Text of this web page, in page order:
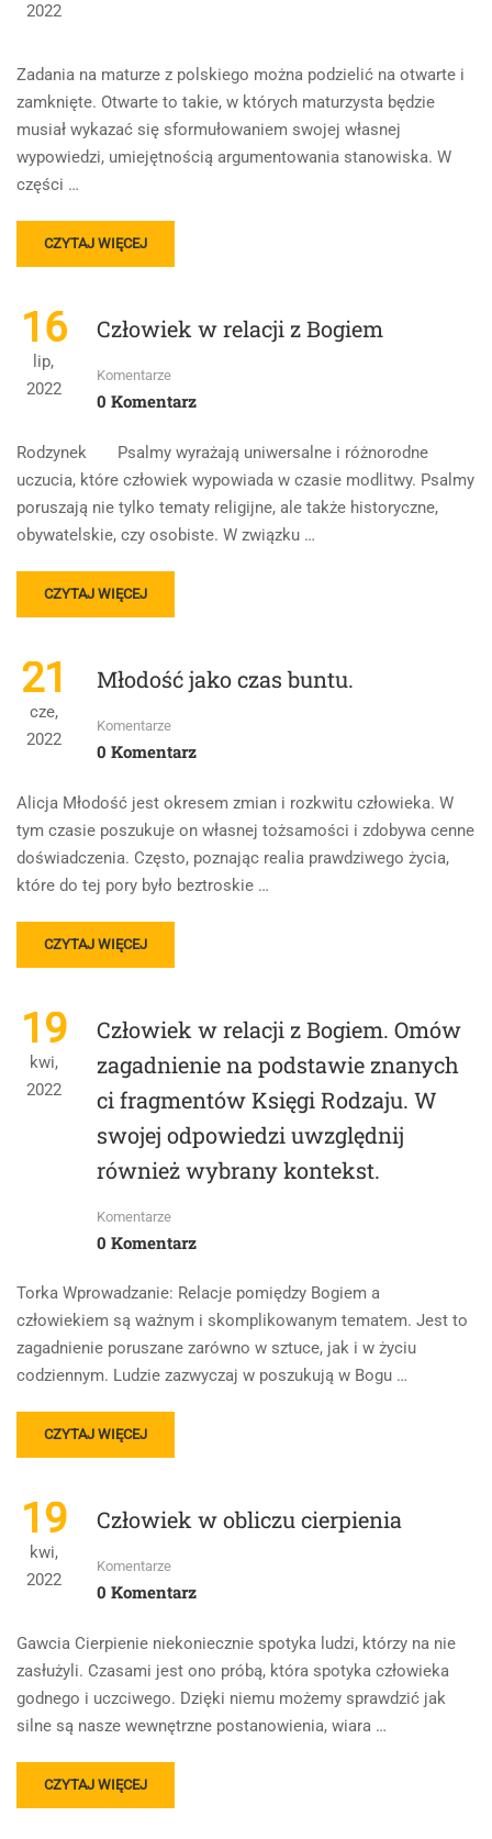
2022
Zadania na maturze z polskiego można podzielić na otwarte i
zamknięte. Otwarte to takie, w których maturzysta będzie
musiał wykazać się sformułowaniem swojej własnej
wypowiedzi, umiejętnością argumentowania stanowiska. W
części …
READ
MORE
NOTATKA
SYNTETYZUJĄCA
MATURA
Z
CZYTAJ WIĘCEJ
16
lip,
2022
Człowiek w relacji z Bogiem
Komentarze
0 Komentarz
Rodzynek Psalmy wyrażają uniwersalne i różnorodne
uczucia, które człowiek wypowiada w czasie modlitwy. Psalmy
poruszają nie tylko tematy religijne, ale także historyczne,
obywatelskie, czy osobiste. W związku …
READ
MORE
CZŁOWIEK
BOGIEM
CZYTAJ WIĘCEJ
21
cze,
2022
Młodość jako czas buntu.
Komentarze
0 Komentarz
Alicja Młodość jest okresem zmian i rozkwitu człowieka. W
tym czasie poszukuje on własnej tożsamości i zdobywa cenne
doświadczenia. Często, poznając realia prawdziwego życia,
które do tej pory było beztroskie …
READ
MORE
MŁODOŚĆ
JAKO
CZAS
BUNTU.
CZYTAJ WIĘCEJ
19
kwi,
2022
Człowiek w relacji z Bogiem. Omów
zagadnienie na podstawie znanych
ci fragmentów Księgi Rodzaju. W
swojej odpowiedzi uwzględnij
również wybrany kontekst.
Komentarze
0 Komentarz
Torka Wprowadzanie: Relacje pomiędzy Bogiem a
człowiekiem są ważnym i skomplikowanym tematem. Jest to
zagadnienie poruszane zarówno w sztuce, jak i w życiu
codziennym. Ludzie zazwyczaj w poszukują w Bogu …
READ
MORE
CZŁOWIEK
W
RELACJI
BOGIEM.
NA
PODSTAWIE
ZNANYCH
FRAGMENTÓW
KSIĘGI
RODZAJU.
W
CZYTAJ WIĘCEJ
19
kwi,
2022
Człowiek w obliczu cierpienia
Komentarze
0 Komentarz
Gawcia Cierpienie niekoniecznie spotyka ludzi, którzy na nie
zasłużyli. Czasami jest ono próbą, która spotyka człowieka
godnego i uczciwego. Dzięki niemu możemy sprawdzić jak
silne są nasze wewnętrzne postanowienia, wiara …
READ
MORE
CZYTAJ WIĘCEJ